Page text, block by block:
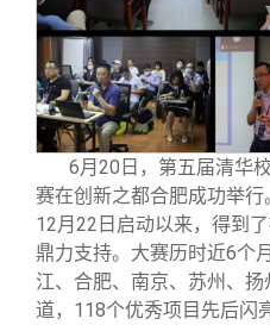
6月20日，第五届清华
赛在创新之都合肥成功举
12月22日启动以来，得到
鼎力支持。大赛历时近6个
江、合肥、南京、苏州、
道，118个优秀项目先后闪